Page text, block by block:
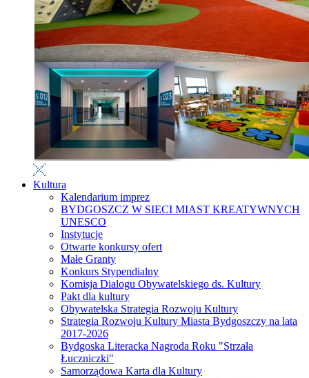
Kultura
Kalendarium imprez
BYDGOSZCZ W SIECI MIAST KREATYWNYCH
UNESCO
Instytucje
Otwarte konkursy ofert
Małe Granty
Konkurs Stypendialny
Komisja Dialogu Obywatelskiego ds. Kultury
Pakt dla kultury
Obywatelska Strategia Rozwoju Kultury
Strategia Rozwoju Kultury Miasta Bydgoszczy na lata
2017-2026
Bydgoska Literacka Nagroda Roku "Strzała
Łuczniczki"
Samorządowa Karta dla Kultury